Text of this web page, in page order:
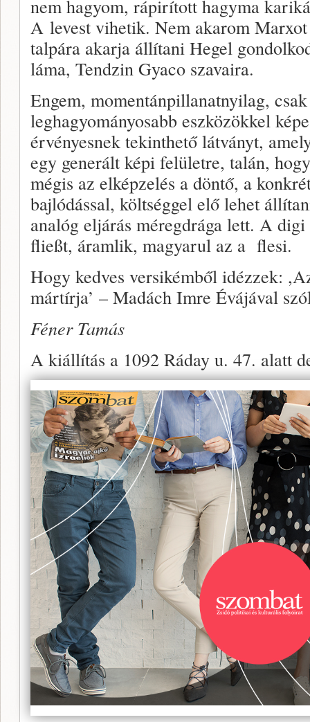
nem hagyom, rápirított hagyma
A levest vihetik. Nem akarom
talpára akarja állítani Hegel
láma, Tendzin Gyaco szavaira.
Engem, momentánpillanatnyilag,
leghagyományosabb eszközökkel
érvényesnek tekinthető látványt,
egy generált képi felületre, talán,
mégis az elképzelés a döntő, a
bajlódással, költséggel elő lehet
analóg eljárás méregdrága lett. A
fließt, áramlik, magyarul az a flesi.
Hogy kedves versikémből idézzek:
mártírja’ – Madách Imre Évájával
Féner Tamás
A kiállítás a 1092 Ráday u. 47. alatt